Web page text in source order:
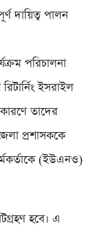
দায়িত্ব পালন
পরিচালনা
ইসরাইল
তাদের
প্রশাসককে
(ইউএনও)
হবে। এ